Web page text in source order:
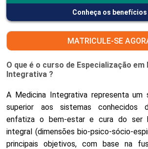
Conheça os benefícios
MATRICULE-SE
O que é o curso de Especialização em
Integrativa ?
A Medicina Integrativa representa um
superior aos sistemas conhecidos
enfatiza o bem-estar e cura do ser
integral (dimensões bio-psico-sócio-
principais objetivos, com base na